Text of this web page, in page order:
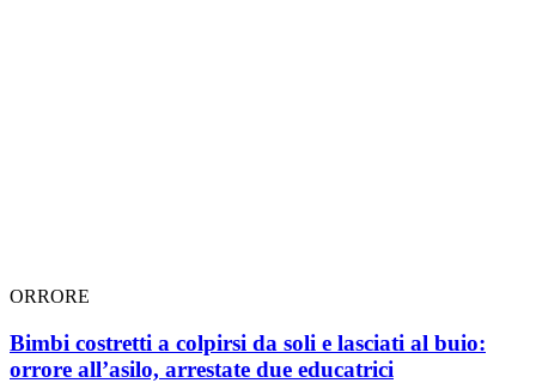
ORRORE
Bimbi costretti a colpirsi da soli e lasciati al buio:
orrore all’asilo, arrestate due educatrici